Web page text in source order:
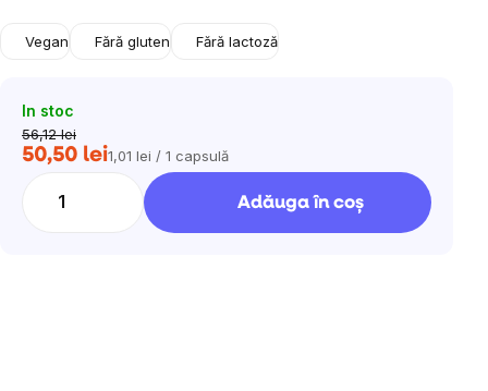
Vegan Fără gluten Fără lactoză
In stoc
56,12 lei
50,50 leiEvaluare
1,01 lei / 1 capsulă
Adăuga în coş